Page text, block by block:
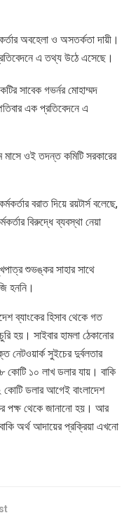
অবহেলা ও অসতর্কতা দায়ী।
এ তথ্য উঠে​ এসেছে।
সাবেক গভর্নর মোহাম্মদ
এক প্রতিবেদনে এ
মাসে ওই তদন্ত কমিটি সরকারের
বরাত দিয়ে রয়টার্স বলেছে,
বিরুদ্ধে ব্যবস্থা নেয়া
শুভঙ্কর সাহার সাথে
হননি।
ব্যাংকের হিসাব থেকে গত
হয়। সাইবার হামলা ঠেকানোর
নেটওয়ার্ক সুইচের দুর্বলতার
১০ লাখ ডলার যায়। বাকি
ডলার আগেই বাংলাদেশ
পক্ষ থেকে জানানো হয়। আর
অর্থ আদায়ের প্রক্রিয়া এখনো